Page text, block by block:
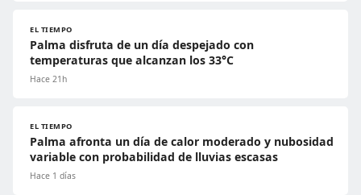
EL TIEMPO
Palma disfruta de un día despejado con
temperaturas que alcanzan los 33°C
Hace 21h
EL TIEMPO
Palma afronta un día de calor moderado y nubosidad
variable con probabilidad de lluvias escasas
Hace 1 días